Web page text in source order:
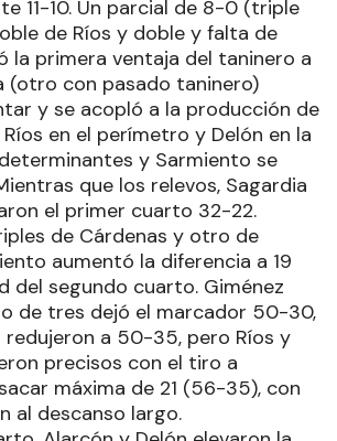
11-10. Un parcial de 8-0 (triple
de Ríos y doble y falta de
la primera ventaja del taninero a
(otro con pasado taninero)
y se acopló a la producción de
en el perímetro y Delón en la
y Sarmiento se
que los relevos, Sagardia
el primer cuarto 32-22.
de Cárdenas y otro de
aumentó la diferencia a 19
del segundo cuarto. Giménez
de tres dejó el marcador 50-30,
redujeron a 50-35, pero Ríos y
precisos con el tiro a
máxima de 21 (56-35), con
al descanso largo.